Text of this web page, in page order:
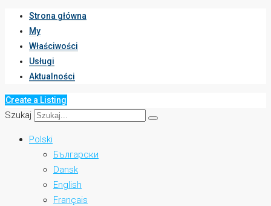
Strona główna
My
Właściwości
Usługi
Aktualności
Create a Listing
Szukaj
Polski
Български
Dansk
English
Français